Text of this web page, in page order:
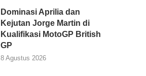
Dominasi Aprilia dan
Kejutan Jorge Martin di
Kualifikasi MotoGP British
GP
8 Agustus 2026